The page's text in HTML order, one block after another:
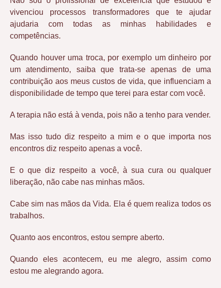
vivenciou processos transformadores que te ajudar
ajudaria com todas as minhas habilidades e
competências.
Quando houver uma troca, por exemplo um dinheiro por
um atendimento, saiba que trata-se apenas de uma
contribuição aos meus custos de vida, que influenciam a
disponibilidade de tempo que terei para estar com você.
A terapia não está à venda, pois não a tenho para vender.
Mas isso tudo diz respeito a mim e o que importa nos
encontros diz respeito apenas a você.
E o que diz respeito a você, à sua cura ou qualquer
liberação, não cabe nas minhas mãos.
Cabe sim nas mãos da Vida. Ela é quem realiza todos os
trabalhos.
Quanto aos encontros, estou sempre aberto.
Quando eles acontecem, eu me alegro, assim como
estou me alegrando agora.